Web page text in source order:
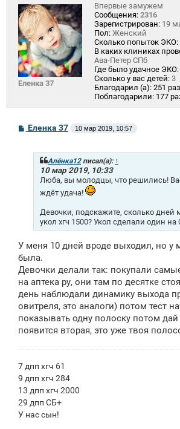
Еленка 37
Впервые замужем
Сообщения: 2316
Зарегистрирован: 19
Пол: Женский
Сколько попыток ЭКО:
В каких клиниках
Ава-Петер СПб
Где было удачное ЭКО:
Сколько у вас детей: 3
Благодарил (а): 251 раз
Поблагодарили: 177
С
о
Еленка 37 10 мар 2019, 10:57
Алёнка12писал(а): ↑
10 мар 2019, 10:33
Люба, вы молодцы, что решились!
ждёт удача!
Девочки, подскажите, сколько дней
укол хгч 1500? Укол сделали один на
У меня 10 дней вроде выходил, но у
была.
Девочки делали так: покупали
на аптека ру, они там по десятке
день наблюдали динамику выхода
овитреля, это аналоги) потом тест
показывать одну полоску потом
появится вторая, это уже твоя
7 дпп хгч 61
9 дпп хгч 284
13 дпп хгч 2000
29 дпп СБ+
У нас сын!